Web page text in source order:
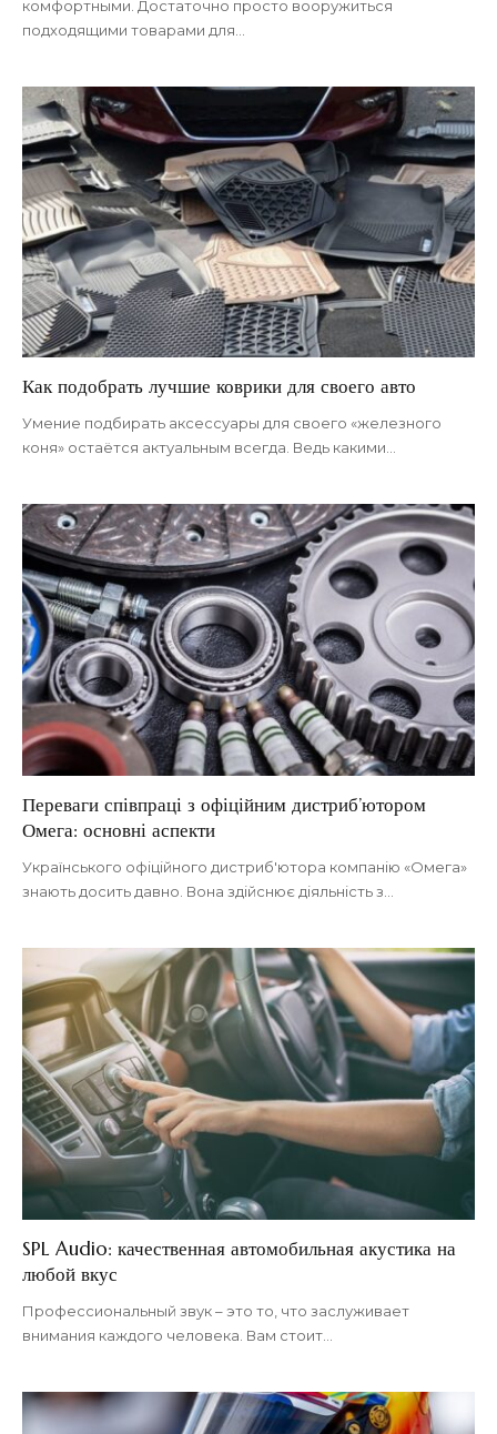
комфортными. Достаточно просто вооружиться
подходящими товарами для
Как подобрать лучшие коврики для своего авто
Умение подбирать аксессуары для своего «железного
коня» остаётся актуальным всегда. Ведь какими…
Переваги співпраці з офіційним дистриб’ютором
Омега: основні аспекти
Українського офіційного дистриб'ютора компанію «Омега»
знають досить давно. Вона здійснює діяльність з
SPL Audio: качественная автомобильная акустика на
любой вкус
Профессиональный звук – это то, что заслуживает
внимания каждого человека. Вам стоит